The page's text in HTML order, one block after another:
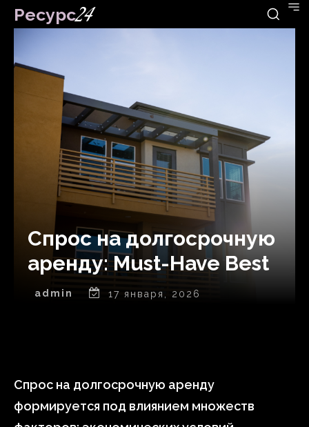
Ресурс24
Спрос на долгосрочную
аренду: Must-Have Best
admin 17 января, 2026
Спрос на долгосрочную аренду
формируется под влиянием множеств